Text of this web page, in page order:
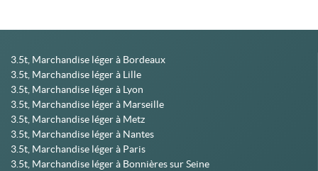
3.5t, Marchandise léger à Bordeaux
3.5t, Marchandise léger à Lille
3.5t, Marchandise léger à Lyon
3.5t, Marchandise léger à Marseille
3.5t, Marchandise léger à Metz
3.5t, Marchandise léger à Nantes
3.5t, Marchandise léger à Paris
3.5t, Marchandise léger à Bonnières sur Seine